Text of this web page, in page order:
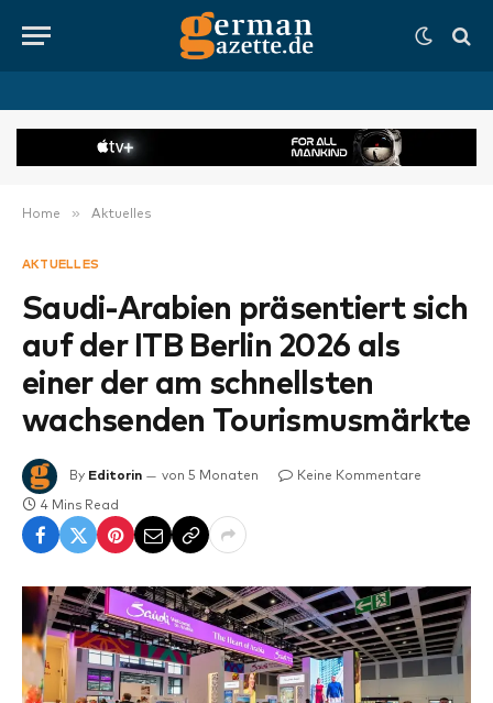
Home » Aktuelles
AKTUELLES
Saudi-Arabien präsentiert sich
auf der ITB Berlin 2026 als
einer der am schnellsten
wachsenden Tourismusmärkte
By Editorin von 5 Monaten Keine Kommentare
4 Mins Read